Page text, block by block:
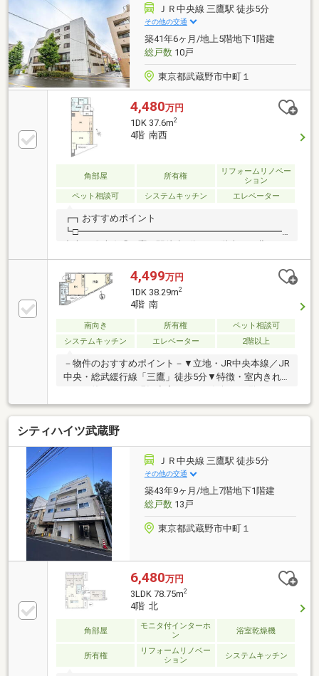
ットバス洗面化粧台トイレ建具配管クロス床材ハウス
クリーニング
ＪＲ中央線 三鷹駅 徒歩5分
その他の交通
築41年6ヶ月/地上5階地下1階建
総戸数10戸
東京都武蔵野市中町１
4,480万円
1DK 37.6m2
4階 南西
角部屋 所有権
リフォームリノベー
ション
ペット相談可
システムキッチン エレベーター
┏┓おすすめポイント
角部屋 ○ 2024年9月リノベーション済○ 新耐震基準マ
ンション ○ エレベーター有 ○ ペット飼育可能
（犬・猫2匹まで）＊別途細則有○スーパーまで徒歩3
分 ○コンビニエンスストアまで徒歩2分
4,499万円
1DK 38.29m2
4階 南
南向き 所有権
ペット相談可
システムキッチン
エレベーター 2階以上
－物件のおすすめポイント－▼立地・JR中央本線／JR
中央・総武緩行線「三鷹」徒歩5分▼特徴・室内きれ
けます・地上5階建ての4階部分・廊下部分を少なく居
住面積を広く確保した1DKの間取り・お料理に集中し
やすく、省スペースな壁付けキッチン・DKに面す南向
きバルコニー付・大切なペットと一緒に暮らせます(飼
育細則有)■ ご希望の住まい探しをお手伝いします
━━━━━・・・物件の詳細・ご相談はお気軽にお問
い合わせください。
シティハイツ武蔵野
ＪＲ中央線 三鷹駅 徒歩5分
その他の交通
築43年9ヶ月/地上7階地下1階建
総戸数13戸
東京都武蔵野市中町１
6,480万円
3LDK 78.75m2
4階 北
角部屋
モニタ付インターホ
ン
浴室乾燥機
所有権
リフォームリノベー
ション
システムキッチン